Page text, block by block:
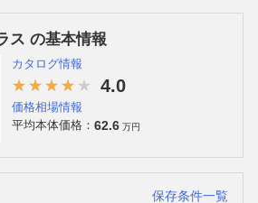
ス の基本情報
カタログ情報
4.0
価格相場情報
平均本体価格： 62.6 万円
保存条件一覧